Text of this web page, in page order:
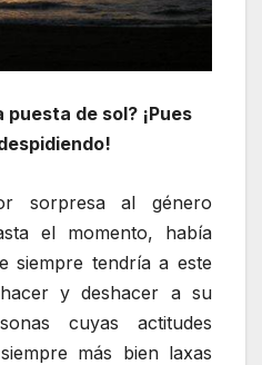
puesta de sol? ¡Pues
sorpresa al género
el momento, había
siempre tendría a este
y deshacer a su
cuyas actitudes
más bien laxas